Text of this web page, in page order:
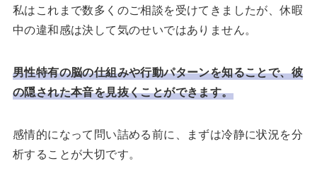
私はこれまで数多くのご相談を受けてきましたが、休暇
中の違和感は決して気のせいではありません。
男性特有の脳の仕組みや行動パターンを知ることで、彼
の隠された本音を見抜くことができます。
感情的になって問い詰める前に、まずは冷静に状況を分
析することが大切です。